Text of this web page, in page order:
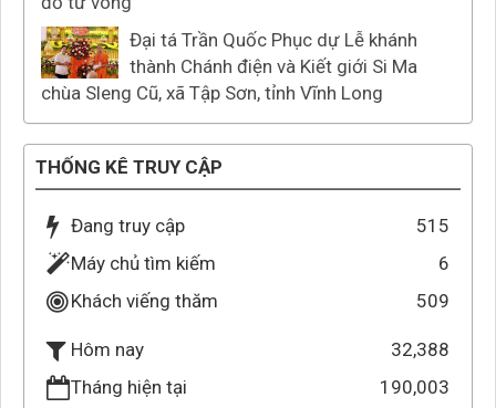
Đại tá Trần Quốc Phục dự Lễ khánh
thành Chánh điện và Kiết giới Si Ma
chùa Sleng Cũ, xã Tập Sơn, tỉnh Vĩnh Long
THỐNG KÊ TRUY CẬP
Đang truy cập
515
Máy chủ tìm kiếm
6
Khách viếng thăm
509
Hôm nay
32,388
Tháng hiện tại
190,003